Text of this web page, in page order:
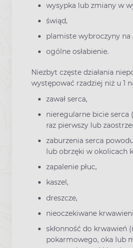
wysypka lub zmiany w
świąd,
plamiste wybroczyny na
ogólne osłabienie.
Niezbyt częste działania
występować rzadziej niż u 1
zawał serca,
nieregularne bicie serca
raz pierwszy lub
zaburzenia serca
lub obrzęki w okolicach
zapalenie płuc,
kaszel,
dreszcze,
nieoczekiwane
skłonność do krwawień
pokarmowego, oka lub